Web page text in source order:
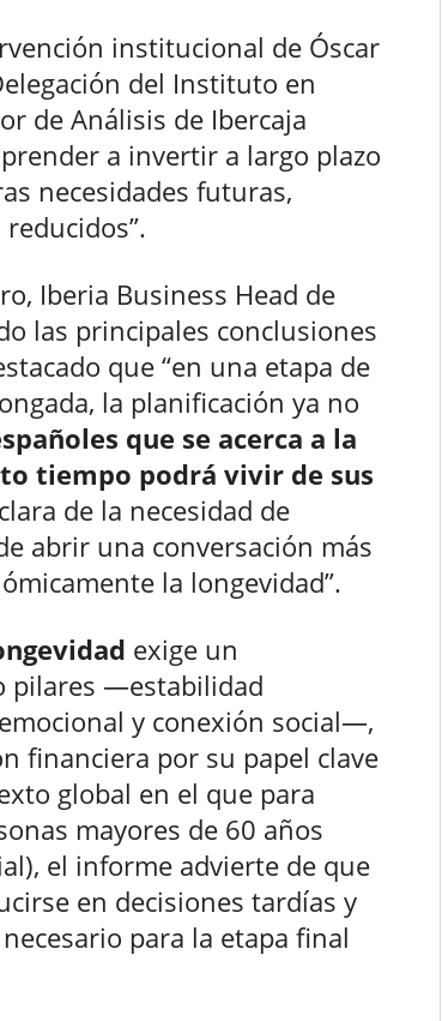
institucional de Óscar
del Instituto en
de Análisis de Ibercaja
a invertir a largo plazo
necesidades futuras,
Iberia Business Head de
las principales conclusiones
que “en una etapa de
la planificación ya no
que se acerca a la
tiempo podrá vivir de sus
de la necesidad de
abrir una conversación más
la longevidad”.
exige un
pilares —estabilidad
y conexión social—,
financiera por su papel clave
global en el que para
mayores de 60 años
el informe advierte de que
en decisiones tardías y
para la etapa final